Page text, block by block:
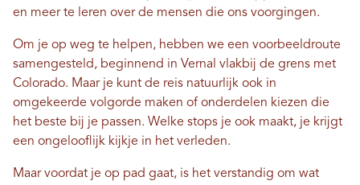
en meer te leren over de mensen die ons voorgingen.
Om je op weg te helpen, hebben we een voorbeeldroute
samengesteld, beginnend in Vernal vlakbij de grens met
Colorado. Maar je kunt de reis natuurlijk ook in
omgekeerde volgorde maken of onderdelen kiezen die
het beste bij je passen. Welke stops je ook maakt, je krijgt
een ongelooflijk kijkje in het verleden.
Maar voordat je op pad gaat, is het verstandig om wat